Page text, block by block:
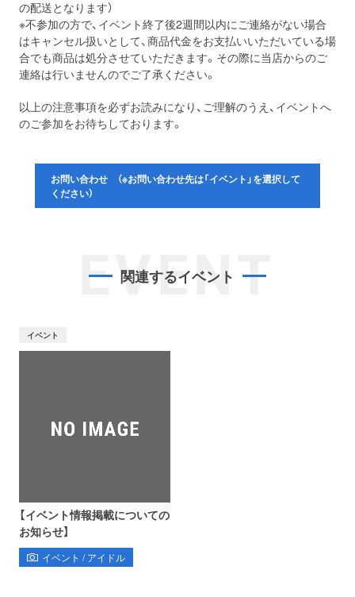
の配送となります）
※不参加の方で、イベント終了後2週間以内にご連絡がない場合
はキャンセル扱いとして、商品代金をお支払いいただいている場
合でも商品は処分させていただきます。その際に当店からのご
連絡は行いませんのでご了承ください。
以上の注意事項を必ずお読みになり、ご理解のうえ、イベントへ
のご参加をお待ちしております。
お問い合わせ （※お問い合わせ先は「イベント」を選択して
ください）
EVENT
関連するイベント
イベント
【イベント情報掲載についての
お知らせ】
イベント / アイドル